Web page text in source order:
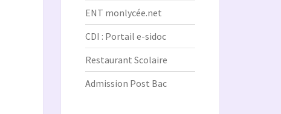
ENT monlycée.net
CDI : Portail e-sidoc
Restaurant Scolaire
Admission Post Bac